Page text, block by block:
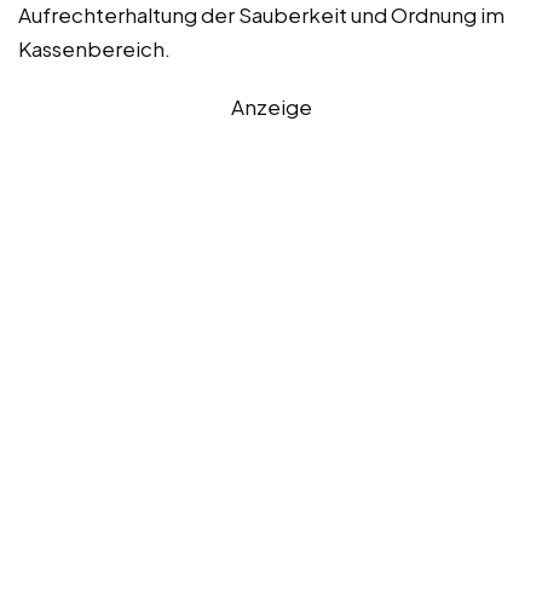
Aufrechterhaltung der Sauberkeit und Ordnung im
Kassenbereich.
Anzeige